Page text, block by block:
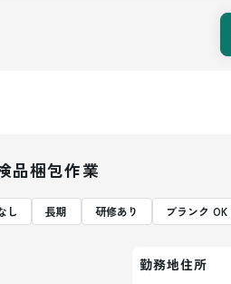
品梱包作業
し 長期 研修あり ブランク OK
勤務地住所